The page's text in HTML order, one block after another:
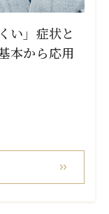
い」症状と
本から応用